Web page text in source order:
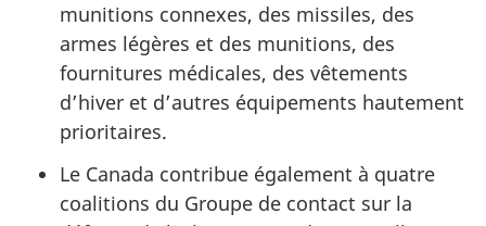
munitions connexes, des missiles, des
armes légères et des munitions, des
fournitures médicales, des vêtements
d’hiver et d’autres équipements hautement
prioritaires.
Le Canada contribue également à quatre
coalitions du Groupe de contact sur la